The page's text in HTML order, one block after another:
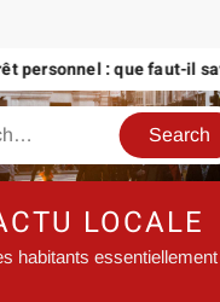
: que faut-il
LOCALE
habitants essentiellement